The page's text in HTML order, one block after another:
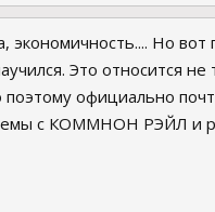
Но вот
Это относится
официально
с КОММНОН РЭЙЛ и